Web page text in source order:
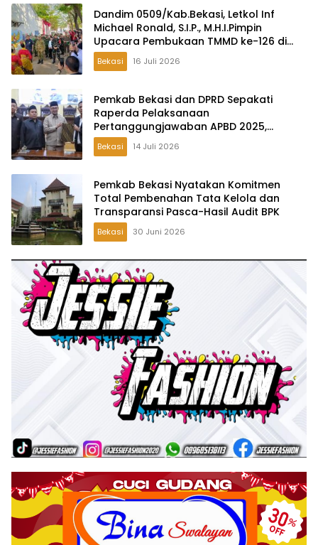
Dandim 0509/Kab.Bekasi, Letkol Inf
Michael Ronald, S.I.P., M.H.I.Pimpin
Upacara Pembukaan TMMD ke-126 di
Desa Wibawamulya
Bekasi 16 Juli 2026
Pemkab Bekasi dan DPRD Sepakati
Raperda Pelaksanaan
Pertanggungjawaban APBD 2025,
Perkuat Akuntabilitas Tata Kelola
Keuangan Daerah
Bekasi 14 Juli 2026
Pemkab Bekasi Nyatakan Komitmen
Total Pembenahan Tata Kelola dan
Transparansi Pasca-Hasil Audit BPK
Bekasi 30 Juni 2026